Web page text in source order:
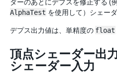
ダーのあとにデプスを修正する (
AlphaTest を使用して）シェー
デプス出力値は、単精度の float
頂点シェーダー出
シェーダー入力